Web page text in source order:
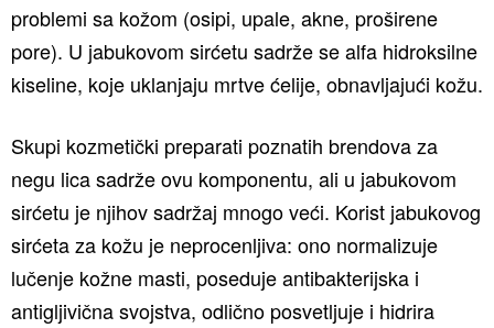
problemi sa kožom (osipi, upale, akne, proširene
pore). U jabukovom sirćetu sadrže se alfa hidroksilne
kiseline, koje uklanjaju mrtve ćelije, obnavljajući kožu.
Skupi kozmetički preparati poznatih brendova za
negu lica sadrže ovu komponentu, ali u jabukovom
sirćetu je njihov sadržaj mnogo veći. Korist jabukovog
sirćeta za kožu je neprocenljiva: ono normalizuje
lučenje kožne masti, poseduje antibakterijska i
antigljivična svojstva, odlično posvetljuje i hidrira